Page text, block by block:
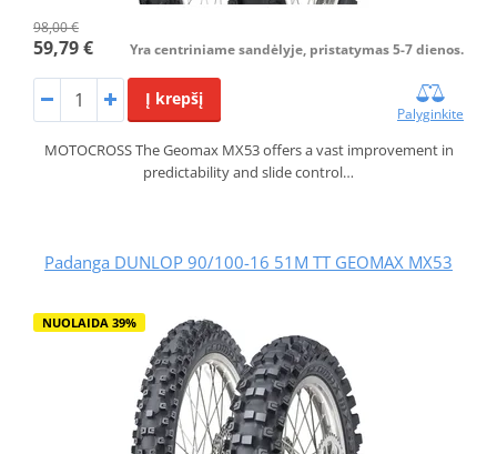
98,00 €
59,79 € Yra centriniame sandėlyje, pristatymas 5-7 dienos.
Į krepšį
Palyginkite
MOTOCROSS The Geomax MX53 offers a vast improvement in
predictability and slide control…
Padanga DUNLOP 90/100-16 51M TT GEOMAX MX53
NUOLAIDA 39%